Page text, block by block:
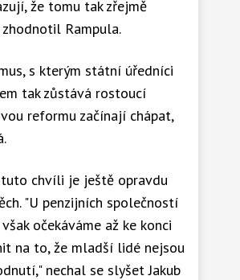
že tomu tak zřejmě
Rampula.
s kterým státní úředníci
tak zůstává rostoucí
reformu začínají chápat,
chvíli je ještě opravdu
"U penzijních společností
očekáváme až ke konci
na to, že mladší lidé nejsou
nechal se slyšet Jakub